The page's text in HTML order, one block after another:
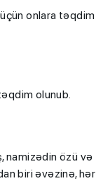
onlara təqdim
olunub.
namizədin özü və
biri əvəzinə, hər